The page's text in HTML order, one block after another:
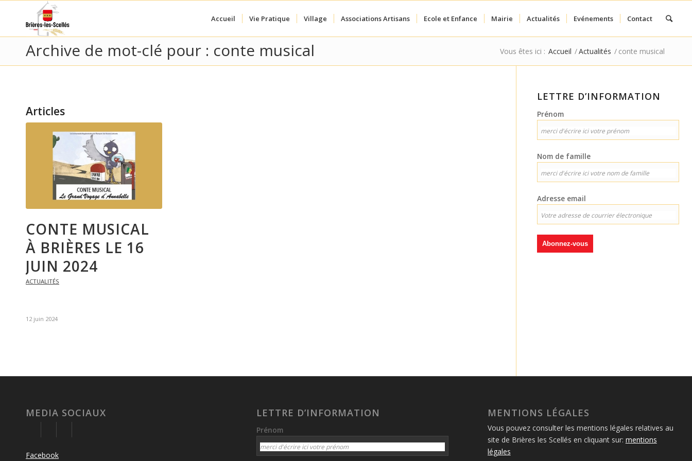
Accueil Vie Pratique Village Associations Artisans Ecole et Enfance Mairie Actualités Evénements Contact
Archive de mot-clé pour : conte musical Vous êtes ici : Accueil /Actualités / conte musical
Articles
CONTE MUSICAL
À BRIÈRES LE 16
JUIN 2024
ACTUALITÉS
12 juin 2024
LETTRE D’INFORMATION
Prénom
Nom de famille
Adresse email
MEDIA SOCIAUX
Facebook
LETTRE D’INFORMATION
Prénom
MENTIONS LÉGALES
Vous pouvez consulter les mentions légales relatives au
site de Brières les Scellés en cliquant sur: mentions
légales